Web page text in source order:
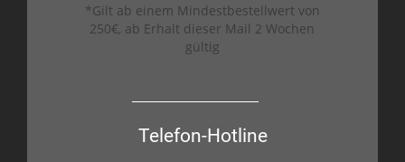
*Gilt ab einem Mindestbestellwert von
250€, ab Erhalt dieser Mail 2 Wochen
gültig
Telefon-Hotline